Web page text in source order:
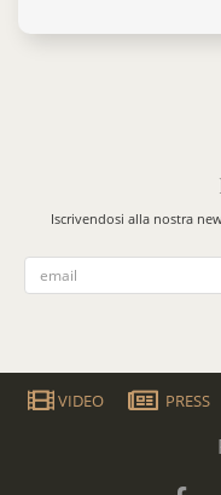
Iscrivendosi alla nostra
VIDEO PRESS